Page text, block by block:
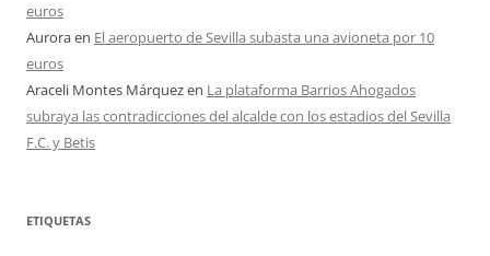
euros
Auroraen El aeropuerto de Sevilla subasta una avioneta por 10
euros
Araceli Montes Márquezen La plataforma Barrios Ahogados
subraya las contradicciones del alcalde con los estadios del Sevilla
F.C. y Betis
ETIQUETAS